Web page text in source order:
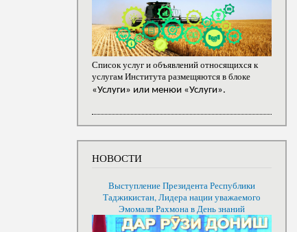
Список услуг и объявлений относящихся к
услугам Института размещяются в блоке
«Услуги» или менюи «Услуги».
НОВОСТИ
Выступление Президента Республики
Таджикистан, Лидера нации уважаемого
Эмомали Рахмона в День знаний